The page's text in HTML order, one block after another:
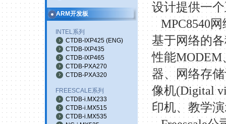
ARM开发板
INTEL系列
CTDB-IXP425(ENG)
CTDB-IXP435
CTDB-IXP465
CTDB-PXA270
CTDB-PXA320
FREESCALE系列
CTDB-i.MX233
CTDB-i.MX515
CTDB-i.MX535
设计提供一
MPC8540网
基于网络的
性能MODEM
器、网络存
像机(Digital
印机、 教学